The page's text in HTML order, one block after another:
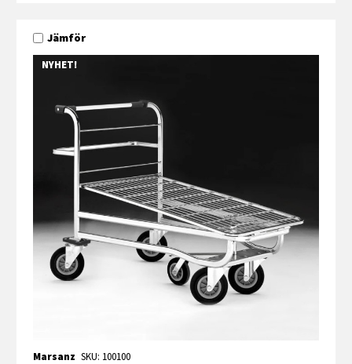
NYHET!
Jämför
Marsanz SKU: 100100